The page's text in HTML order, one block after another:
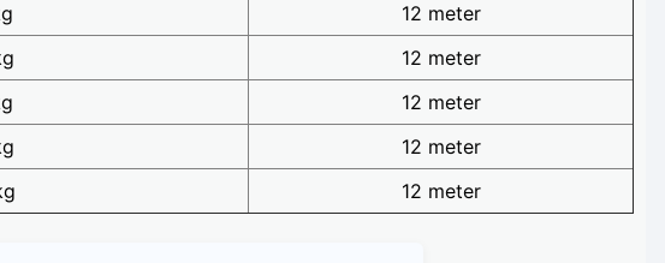
12 meter
12 meter
12 meter
12 meter
12 meter